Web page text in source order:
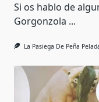
Si os hablo de
Gorgonzola ...
La Pasiega De Peña